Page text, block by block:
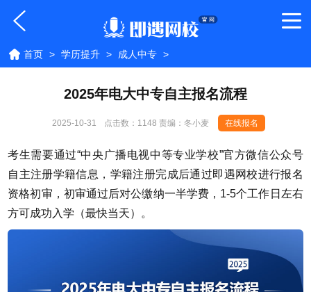
首页 > 学历提升 > 成人中专 >
2025年电大中专自主报名流程
2025-10-31 点击数： 1148 责编：冬小麦 在线报名
考生需要通过“中央广播电视中等专业学校”官方微信公众号
自主注册学籍信息，学籍注册完成后通过即遇网校进行报名
资格初审，初审通过后对公缴纳一半学费，1-5个工作日左右
方可成功入学（最快当天）。